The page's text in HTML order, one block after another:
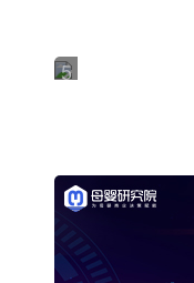
5